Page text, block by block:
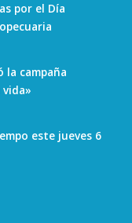
por el Día
la campaña
este jueves 6